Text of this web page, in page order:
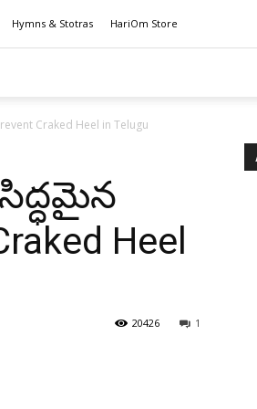
Hymns & Stotras HariOm Store
Craked Heel in Telugu
Heel
1
20426